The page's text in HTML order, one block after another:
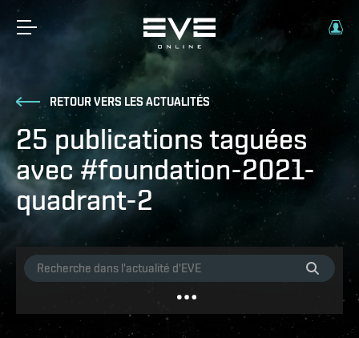
RETOUR VERS LES ACTUALITÉS
25 publications taguées
avec #foundation-2021-
quadrant-2